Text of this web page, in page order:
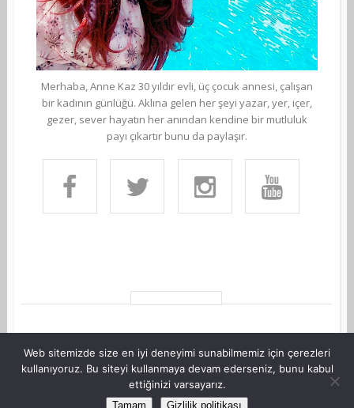
Merhaba, Anne Kaz 30 yıldır evli, üç çocuk annesi, çalışan
bir kadının günlüğü. Aklına gelen her şeyi yazar, yer, içer,
gezer, sever hayatın her anından kendine bir mutluluk
payı çıkartır bunu da paylaşır.
©Copyright AnneKaz.com 2007. Her hakkı saklıdır.
Web sitemizde size en iyi deneyimi sunabilmemiz için çerezleri
kullanıyoruz. Bu siteyi kullanmaya devam ederseniz, bunu kabul
ettiğinizi varsayarız.
Tamam Gizlilik politikası